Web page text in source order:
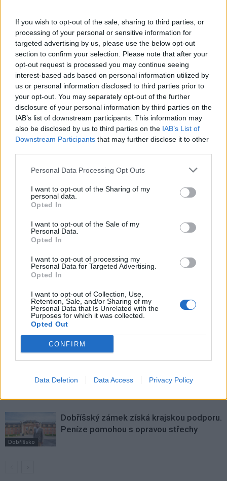
If you wish to opt-out of the sale, sharing to third parties, or
processing of your personal or sensitive information for
targeted advertising by us, please use the below opt-out
section to confirm your selection. Please note that after your
opt-out request is processed you may continue seeing
interest-based ads based on personal information utilized by
us or personal information disclosed to third parties prior to
your opt-out. You may separately opt-out of the further
disclosure of your personal information by third parties on the
IAB’s list of downstream participants. This information may
also be disclosed by us to third parties on the IAB’s List of
Downstream Participants that may further disclose it to other
Personal Data Processing Opt Outs
I want to opt-out of the Sharing of my
personal data.
Opted In
I want to opt-out of the Sale of my
Personal Data.
Opted In
I want to opt-out of processing my
Personal Data for Targeted Advertising.
Opted In
I want to opt-out of Collection, Use,
Retention, Sale, and/or Sharing of my
Personal Data that Is Unrelated with the
Purposes for which it was collected.
Opted Out
CONFIRM
Data Deletion Data Access Privacy Policy
a května na 2. ZŠ Dobříš.
Komentáře
TAGY Jindřiška Romba nápady škola
Předchozí článek
Rožmitálští chovatelé slaví 40 let
od založení
Příbram vyhlašuje konkurz na
nové ředitele základních
SOUVISEJÍCÍ ČLÁNKY
VÍCE OD AUTORA
Festival hudby na zámku Dobříš sází na
s dalšími žánry i rodinným programem
Evu Urbanovou, Kateřinu Marii Tichou
Dobříšsko
Dobříšský zámek získá krajskou podporu.
Peníze pomohou s opravou střechy